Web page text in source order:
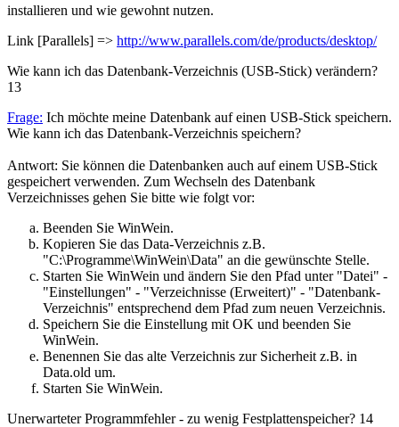
installieren und wie gewohnt nutzen.
Link [Parallels] => http://www.parallels.com/de/products/desktop/
Wie kann ich das Datenbank-Verzeichnis (USB-Stick) verändern?
13
Frage: Ich möchte meine Datenbank auf einen USB-Stick speichern.
Wie kann ich das Datenbank-Verzeichnis speichern?
Antwort: Sie können die Datenbanken auch auf einem USB-Stick
gespeichert verwenden. Zum Wechseln des Datenbank
Verzeichnisses gehen Sie bitte wie folgt vor:
Beenden Sie WinWein.
Kopieren Sie das Data-Verzeichnis z.B.
"C:\Programme\WinWein\Data" an die gewünschte Stelle.
Starten Sie WinWein und ändern Sie den Pfad unter "Datei" -
"Einstellungen" - "Verzeichnisse (Erweitert)" - "Datenbank-
Verzeichnis" entsprechend dem Pfad zum neuen Verzeichnis.
Speichern Sie die Einstellung mit OK und beenden Sie
WinWein.
Benennen Sie das alte Verzeichnis zur Sicherheit z.B. in
Data.old um.
Starten Sie WinWein.
Unerwarteter Programmfehler - zu wenig Festplattenspeicher? 14